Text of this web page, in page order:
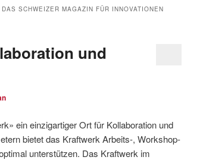
SCHWEIZER MAGAZIN FÜR INNOVATIONEN
und
ein einzigartiger Ort für Kollaboration und
bietet das Kraftwerk Arbeits-, Workshop-
unterstützen. Das Kraftwerk im